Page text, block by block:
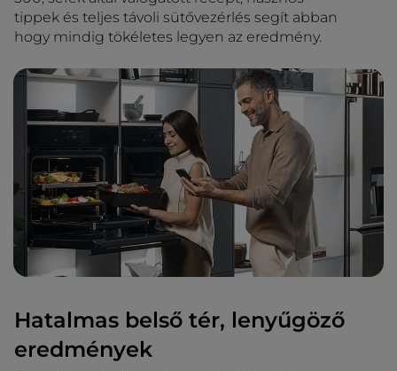
tippek és teljes távoli sütővezérlés segít abban
hogy mindig tökéletes legyen az eredmény.
Hatalmas belső tér, lenyűgöző
eredmények